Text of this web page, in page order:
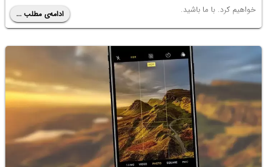
خواهیم کرد. با ما باشید.
ادامه‌ی مطلب ...